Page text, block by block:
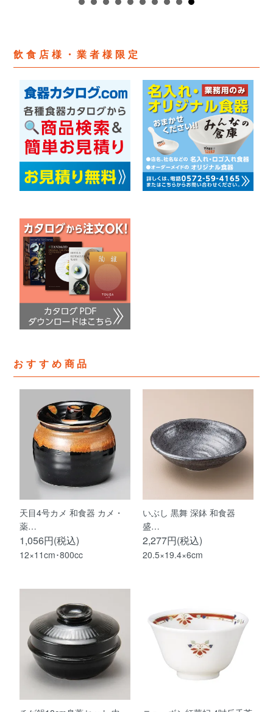
飲食店様・業者様限定
おすすめ商品
天目4号カメ 和食器 カメ・
薬…
1,056円(税込)
12×11cm･800cc
いぶし 黒舞 深鉢 和食器
盛…
2,277円(税込)
20.5×19.4×6cm